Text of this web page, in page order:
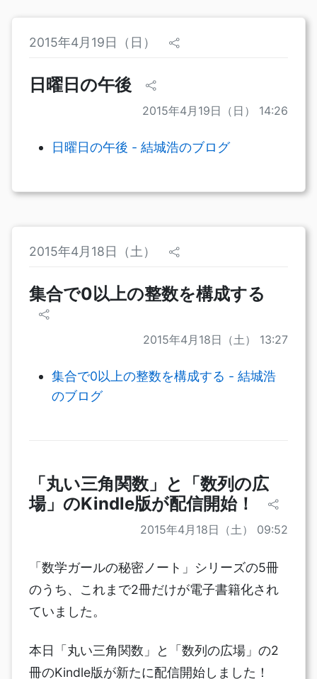
2015年4月19日（日）
日曜日の午後
2015年4月19日（日） 14:26
日曜日の午後 - 結城浩のブログ
2015年4月18日（土）
集合で0以上の整数を構成する
2015年4月18日（土） 13:27
集合で0以上の整数を構成する - 結城浩
のブログ
「丸い三角関数」と「数列の広
場」のKindle版が配信開始！
2015年4月18日（土） 09:52
「数学ガールの秘密ノート」シリーズの5冊
のうち、これまで2冊だけが電子書籍化され
ていました。
本日「丸い三角関数」と「数列の広場」の2
冊のKindle版が新たに配信開始しました！